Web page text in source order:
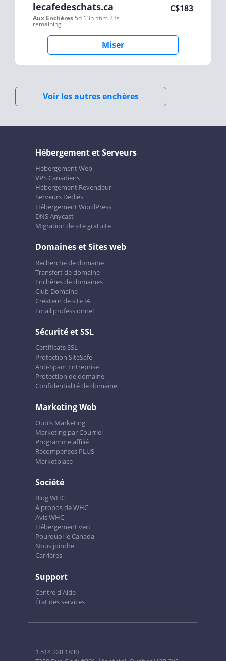
lecafedeschats.ca
Aux Enchères 5d 13h 56m 23s
remaining
C$183
Miser
Voir les autres enchères
Hébergement et Serveurs
Hébergement Web
VPS Canadiens
Hébergement Revendeur
Serveurs Dédiés
Hébergement WordPress
DNS Anycast
Migration de site gratuite
Domaines et Sites web
Recherche de domaine
Transfert de domaine
Enchères de domaines
Club Domaine
Créateur de site IA
Email professionnel
Sécurité et SSL
Certificats SSL
Protection SiteSafe
Anti-Spam Entreprise
Protection de domaine
Confidentialité de domaine
Marketing Web
Outils Marketing
Marketing par Courriel
Programme affilié
Récompenses PLUS
Marketplace
Société
Blog WHC
À propos de WHC
Avis WHC
Hébergement vert
Pourquoi le Canada
Nous joindre
Carrières
Support
Centre d'Aide
État des services
1 514 228 1830